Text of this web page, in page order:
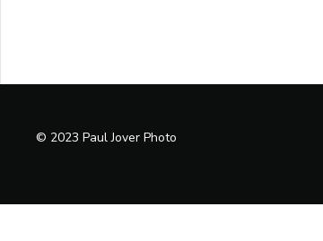
© 2023 Paul Jover Photo